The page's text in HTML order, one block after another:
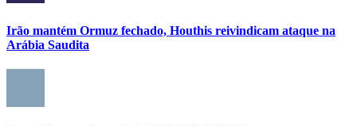
Irão mantém Ormuz fechado, Houthis reivindicam ataque na
Arábia Saudita